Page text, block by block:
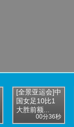
[全景亚运会]中
国女足10比1
大胜前额...
00分36秒